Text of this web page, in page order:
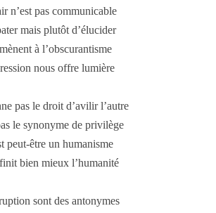
n’est pas communicable
mais plutôt d’élucider
à l’obscurantisme
nous offre lumière
pas le droit d’avilir l’autre
le synonyme de privilège
peut-être un humanisme
bien mieux l’humanité
sont des antonymes